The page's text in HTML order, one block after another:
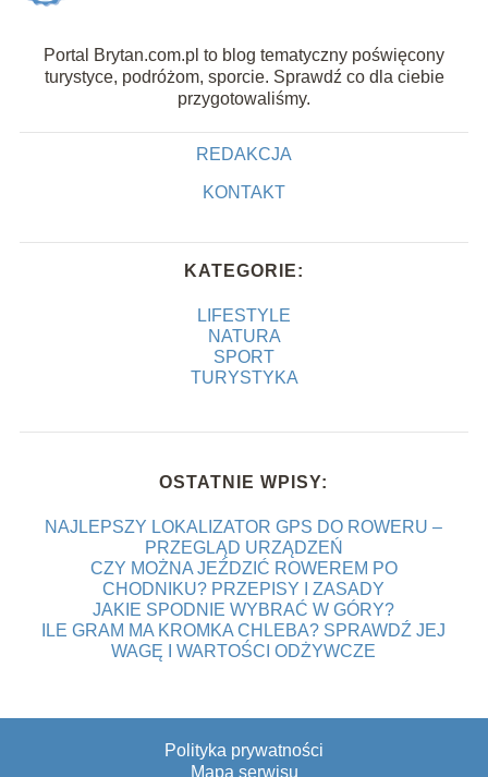
Portal Brytan.com.pl to blog tematyczny poświęcony
turystyce, podróżom, sporcie. Sprawdź co dla ciebie
przygotowaliśmy.
REDAKCJA
KONTAKT
KATEGORIE:
LIFESTYLE
NATURA
SPORT
TURYSTYKA
OSTATNIE WPISY:
NAJLEPSZY LOKALIZATOR GPS DO ROWERU –
PRZEGLĄD URZĄDZEŃ
CZY MOŻNA JEŹDZIĆ ROWEREM PO
CHODNIKU? PRZEPISY I ZASADY
JAKIE SPODNIE WYBRAĆ W GÓRY?
ILE GRAM MA KROMKA CHLEBA? SPRAWDŹ JEJ
WAGĘ I WARTOŚCI ODŻYWCZE
Polityka prywatności
Mapa serwisu